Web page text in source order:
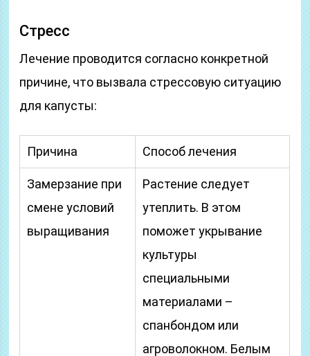
Стресс
Лечение проводится согласно конкретной
причине, что вызвала стрессовую ситуацию
для капусты:
Причина Способ лечения
Замерзание при
смене условий
выращивания
Растение следует
утеплить. В этом
поможет укрывание
культуры
специальными
материалами –
спанбондом или
агроволокном. Белым